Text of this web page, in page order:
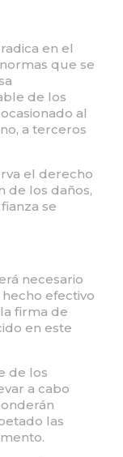
en el
que se
de los
al
a terceros
el derecho
de los daños,
se
necesario
efectivo
firma de
en este
de los
a cabo
las